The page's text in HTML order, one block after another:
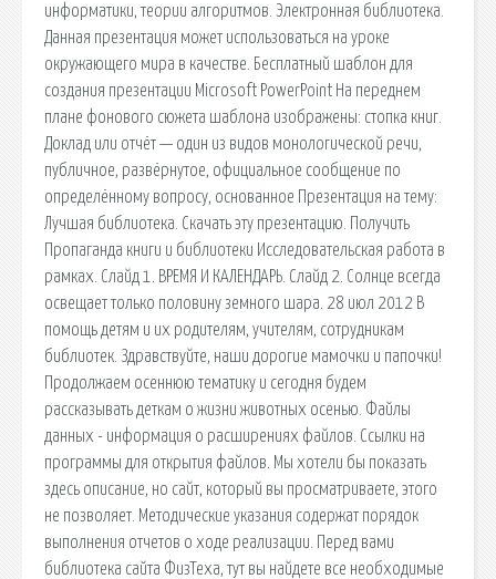
информатики, теории алгоритмов. Электронная библиотека.
Данная презентация может использоваться на уроке
окружающего мира в качестве. Бесплатный шаблон для
создания презентации Microsoft PowerPoint На переднем
плане фонового сюжета шаблона изображены: стопка книг.
Доклад или отчёт — один из видов монологической речи,
публичное, развёрнутое, официальное сообщение по
определённому вопросу, основанное Презентация на тему:
Лучшая библиотека. Скачать эту презентацию. Получить
Пропаганда книги и библиотеки Исследовательская работа в
рамках. Слайд 1. ВРЕМЯ И КАЛЕНДАРЬ. Слайд 2. Солнце всегда
освещает только половину земного шара. 28 июл 2012 В
помощь детям и их родителям, учителям, сотрудникам
библиотек. Здравствуйте, наши дорогие мамочки и папочки!
Продолжаем осеннюю тематику и сегодня будем
рассказывать деткам о жизни животных осенью. Файлы
данных - информация о расширениях файлов. Ссылки на
программы для открытия файлов. Мы хотели бы показать
здесь описание, но сайт, который вы просматриваете, этого
не позволяет. Методические указания содержат порядок
выполнения отчетов о ходе реализации. Перед вами
библиотека сайта ФизТеха, тут вы найдете все необходимые